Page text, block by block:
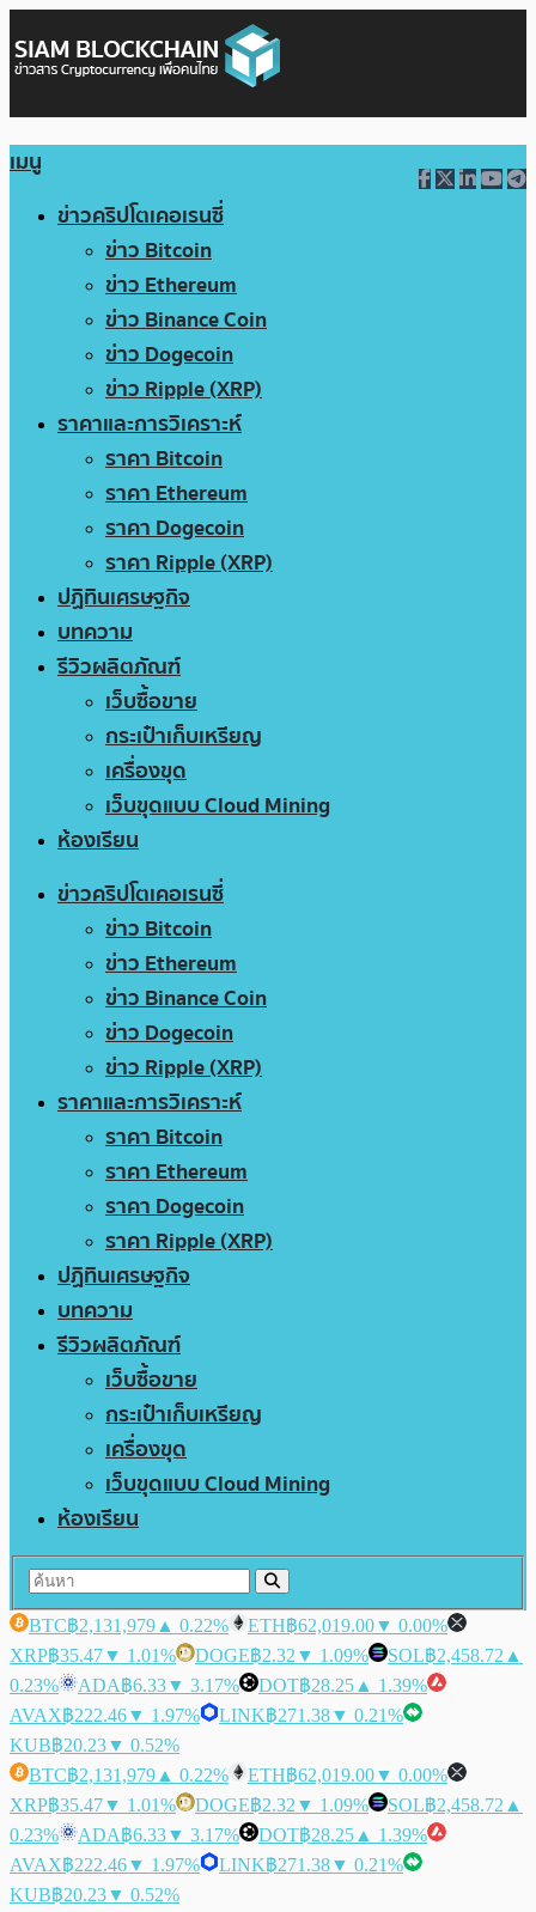
เมนู
ข่าวคริปโตเคอเรนซี่
ข่าว Bitcoin
ข่าว Ethereum
ข่าว Binance Coin
ข่าว Dogecoin
ข่าว Ripple (XRP)
ราคาและการวิเคราะห์
ราคา Bitcoin
ราคา Ethereum
ราคา Dogecoin
ราคา Ripple (XRP)
ปฏิทินเศรษฐกิจ
บทความ
รีวิวผลิตภัณฑ์
เว็บซื้อขาย
กระเป๋าเก็บเหรียญ
เครื่องขุด
เว็บขุดแบบ Cloud Mining
ห้องเรียน
ข่าวคริปโตเคอเรนซี่
ข่าว Bitcoin
ข่าว Ethereum
ข่าว Binance Coin
ข่าว Dogecoin
ข่าว Ripple (XRP)
ราคาและการวิเคราะห์
ราคา Bitcoin
ราคา Ethereum
ราคา Dogecoin
ราคา Ripple (XRP)
ปฏิทินเศรษฐกิจ
บทความ
รีวิวผลิตภัณฑ์
เว็บซื้อขาย
กระเป๋าเก็บเหรียญ
เครื่องขุด
เว็บขุดแบบ Cloud Mining
ห้องเรียน
BTC฿2,131,979 ▲ 0.22% ETH฿62,019.00▼ 0.00%
XRP฿35.47▼ 1.01% DOGE฿2.32 ▼ 1.09% SOL฿2,458.72 ▲
0.23%
ADA฿6.33▼ 3.17% DOT฿28.25 ▲ 1.39%
AVAX฿222.46▼ 1.97% LINK฿271.38▼ 0.21%
KUB฿20.23▼ 0.52%
BTC฿2,131,979 ▲ 0.22% ETH฿62,019.00▼ 0.00%
XRP฿35.47▼ 1.01% DOGE฿2.32 ▼ 1.09% SOL฿2,458.72 ▲
0.23%
ADA฿6.33▼ 3.17% DOT฿28.25 ▲ 1.39%
AVAX฿222.46▼ 1.97% LINK฿271.38▼ 0.21%
KUB฿20.23▼ 0.52%